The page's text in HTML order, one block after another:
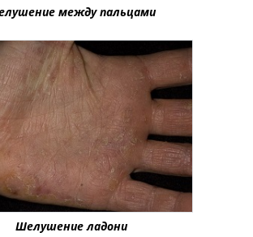
между пальцами
Шелушение ладони